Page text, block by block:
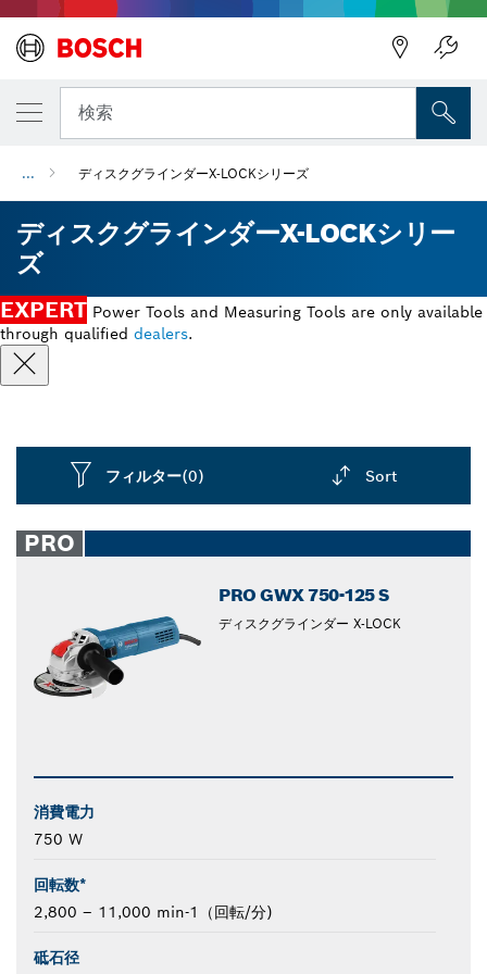
検索
... ディスクグラインダーX-LOCKシリーズ
ディスクグラインダーX-LOCKシリー
ズ
EXPERT Power Tools and Measuring Tools are only available
through qualified dealers.
フィルター(0) Sort
closed
PRO
PRO GWX 750-125 S
ディスクグラインダー X-LOCK
消費電力
750 W
回転数*
2,800 – 11,000 min-1（回転/分)
砥石径